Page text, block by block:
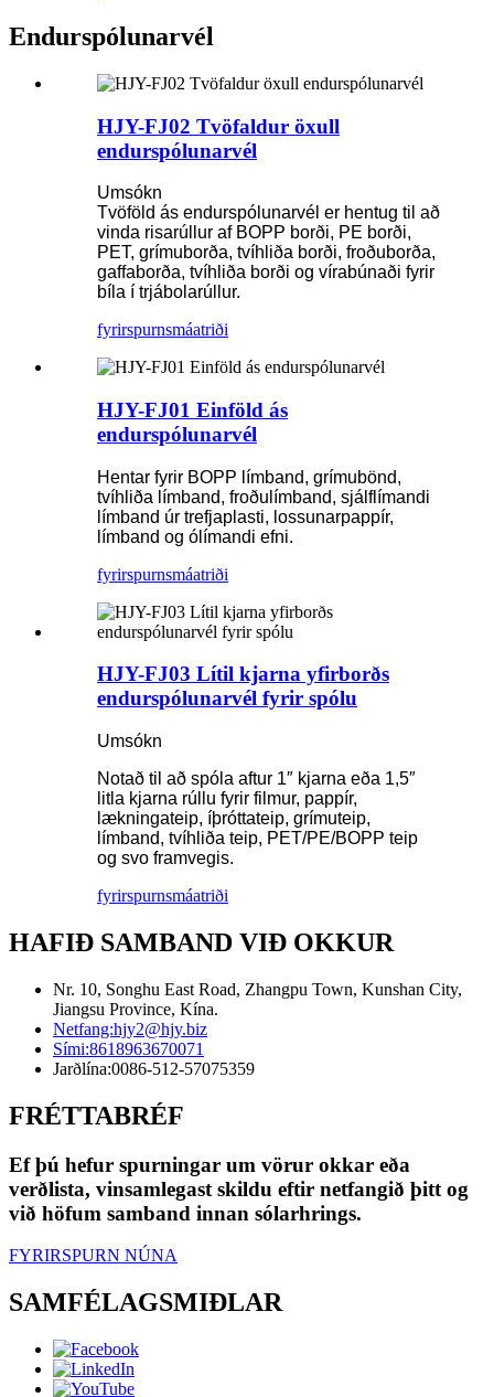
Endurspólunarvél
HJY-FJ02 Tvöfaldur öxull
endurspólunarvél
Umsókn
Tvöföld ás endurspólunarvél er hentug til að
vinda risarúllur af BOPP borði, PE borði,
PET, grímuborða, tvíhliða borði, froðuborða,
gaffaborða, tvíhliða borði og vírabúnaði fyrir
bíla í trjábolarúllur.
fyrirspurnsmáatriði
HJY-FJ01 Einföld ás
endurspólunarvél
Hentar fyrir BOPP límband, grímubönd,
tvíhliða límband, froðulímband, sjálflímandi
límband úr trefjaplasti, lossunarpappír,
límband og ólímandi efni.
fyrirspurnsmáatriði
HJY-FJ03 Lítil kjarna yfirborðs
endurspólunarvél fyrir spólu
Umsókn
Notað til að spóla aftur 1″ kjarna eða 1,5″
litla kjarna rúllu fyrir filmur, pappír,
lækningateip, íþróttateip, grímuteip,
límband, tvíhliða teip, PET/PE/BOPP teip
og svo framvegis.
fyrirspurnsmáatriði
HAFIÐ SAMBAND VIÐ OKKUR
Nr. 10, Songhu East Road, Zhangpu Town, Kunshan City,
Jiangsu Province, Kína.
Netfang:hjy2@hjy.biz
Sími:8618963670071
Jarðlína:0086-512-57075359
FRÉTTABRÉF
Ef þú hefur spurningar um vörur okkar eða
verðlista, vinsamlegast skildu eftir netfangið þitt og
við höfum samband innan sólarhrings.
FYRIRSPURN NÚNA
SAMFÉLAGSMIÐLAR